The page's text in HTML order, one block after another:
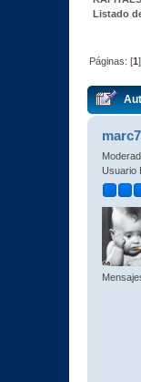
Listado
Páginas: [1
Usuario